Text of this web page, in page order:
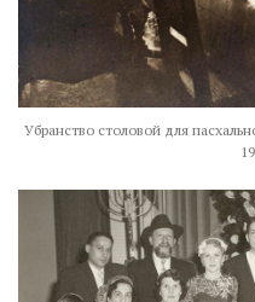
Убранство столовой для